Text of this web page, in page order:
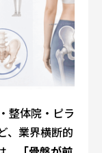
整体院・ピラ
、業界横断的